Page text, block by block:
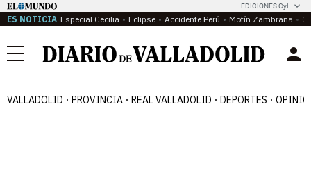
EDICIONES CyL
ES NOTICIA Especial Cecilia Eclipse Accidente Perú Motín Zambrana
Menú
VALLADOLID PROVINCIA REAL VALLADOLID DEPORTES